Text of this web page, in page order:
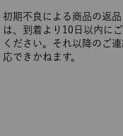
初期不良による商品の返
は、到着より10日以内に
ください。それ以降のご
応できかねます。